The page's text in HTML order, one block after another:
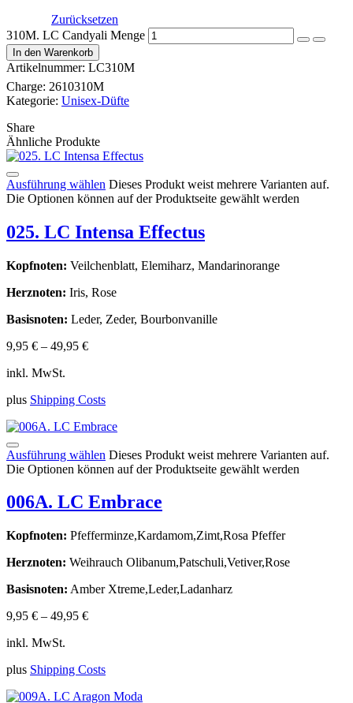
Zurücksetzen
310M. LC Candyali Menge
In den Warenkorb
Artikelnummer: LC310M
Charge: 2610310M
Kategorie: Unisex-Düfte
Share
Ähnliche Produkte
Ausführung wählen Dieses Produkt weist mehrere Varianten auf.
Die Optionen können auf der Produktseite gewählt werden
025. LC Intensa Effectus
Kopfnoten: Veilchenblatt, Elemiharz, Mandarinorange
Herznoten: Iris, Rose
Basisnoten: Leder, Zeder, Bourbonvanille
9,95 € – 49,95 €
inkl. MwSt.
plus Shipping Costs
Ausführung wählen Dieses Produkt weist mehrere Varianten auf.
Die Optionen können auf der Produktseite gewählt werden
006A. LC Embrace
Kopfnoten: Pfefferminze,Kardamom,Zimt,Rosa Pfeffer
Herznoten: Weihrauch Olibanum,Patschuli,Vetiver,Rose
Basisnoten: Amber Xtreme,Leder,Ladanharz
9,95 € – 49,95 €
inkl. MwSt.
plus Shipping Costs